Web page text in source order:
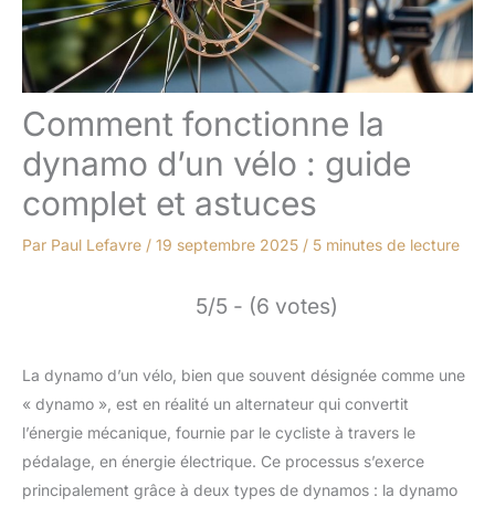
Comment fonctionne la
dynamo d’un vélo : guide
complet et astuces
Par Paul Lefavre / 19 septembre 2025 / 5 minutes de lecture
5/5 - (6 votes)
La dynamo d’un vélo, bien que souvent désignée comme une
« dynamo », est en réalité un alternateur qui convertit
l’énergie mécanique, fournie par le cycliste à travers le
pédalage, en énergie électrique. Ce processus s’exerce
principalement grâce à deux types de dynamos : la dynamo